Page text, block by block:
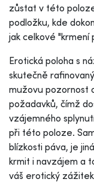
zůstat v této
podložku, kde
jak celkové "krmení
Erotická poloha s
skutečně
mužovu pozornost
požadavků, čímž
vzájemného
při této poloze.
blízkosti páva, je
krmit i navzájem a
váš erotický